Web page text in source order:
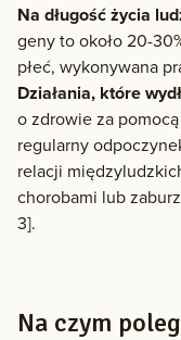
Na długość życia
geny to około 20-
płeć, wykonywana
Działania, które
o zdrowie za
regularny
relacji
chorobami lub
3].
Na czym